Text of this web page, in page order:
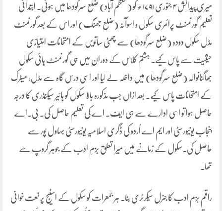
میری پیدائش ۴ جنوری ۱۷۹۱ء کو (معظم آباد) ضلع سرگودھا میں ہوئی۔ ابتدائی
تعلیم گورنمنٹ پرائمری سکول و اسوآنہ (ضلع جھنگ) اور اس کے بعد گورنمنٹ
مڈل سکول دودہ (ضلع سرگودھا) سے چھٹی ساتویں کے امتحانات امتیازی
حیثیت سے پاس کیے۔ ہشتم کلاس کے دوران میں ہی گورنمنٹ ہائی سکول
بھاگنانوالہ (ضلع سرگودھا) میں داخلہ لے لیا اور اسی درس گاہ سے مڈل، میٹرک
کے امتحانات پاس کیے۔ بعد ازاں جب مذکورہ بالا سکول کو ہائیر سیکنڈری کا درجہ
حاصل ہوا تو اسی ادارے سے ہی ایف۔ اے کی تعلیم حاصل کی۔ بی۔اے
پنجاب یونیورسٹی اور ایم اے اُردو کی ڈگری اسلامیہ یونیورسٹی بہاول پور سے
حاصل کی۔سکول کے زمانے میں میرا تعلق بزمِ ادب کے جوہر گروپ سے
تھا۔
راقم بزم ادب کا جنرل سیکرٹری بنا۔ ہر جمعرات کو سکول کے اسٹیج پر نعت خوانی